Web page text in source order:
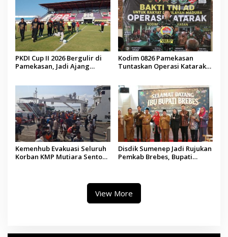
PKDI Cup II 2026 Bergulir di
Pamekasan, Jadi Ajang
Kodim 0826 Pamekasan
Tuntaskan Operasi Katarak
Kemenhub Evakuasi Seluruh
Korban KMP Mutiara Sentosa
Disdik Sumenep Jadi Rujukan
Pemkab Brebes, Bupati
View More